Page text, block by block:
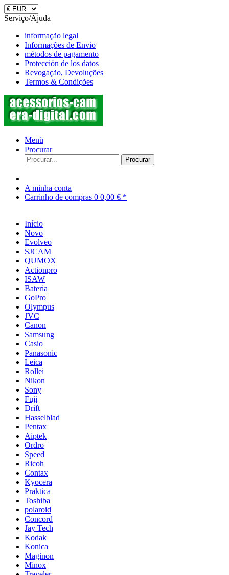
Serviço/Ajuda
informação legal
Informações de Envio
métodos de pagamento
Protección de los datos
Revogação, Devoluções
Termos & Condições
Menü
Procurar
Procurar
A minha conta
Carrinho de compras 0 0,00 € *
Início
Novo
Evolveo
SJCAM
QUMOX
Actionpro
ISAW
Bateria
GoPro
Olympus
JVC
Canon
Samsung
Casio
Panasonic
Leica
Rollei
Nikon
Sony
Fuji
Drift
Hasselblad
Pentax
Aiptek
Ordro
Speed
Ricoh
Contax
Kyocera
Praktica
Toshiba
polaroid
Concord
Jay Tech
Kodak
Konica
Maginon
Minox